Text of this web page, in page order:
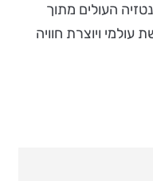
העולים מתוך
ויוצרת חוויה